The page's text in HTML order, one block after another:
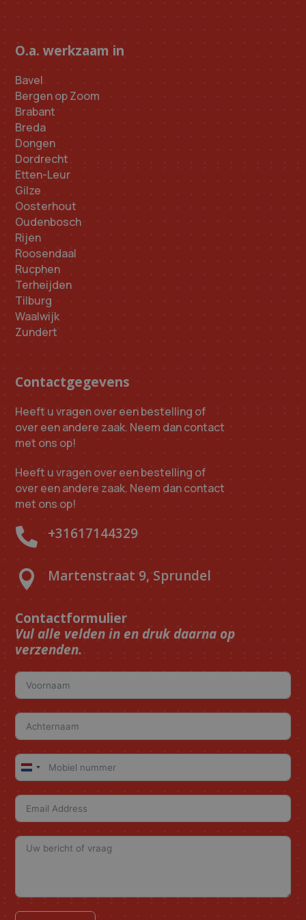
O.a. werkzaam in
Bavel
Bergen op Zoom
Brabant
Breda
Dongen
Dordrecht
Etten-Leur
Gilze
Oosterhout
Oudenbosch
Rijen
Roosendaal
Rucphen
Terheijden
Tilburg
Waalwijk
Zundert
Contactgegevens
Heeft u vragen over een bestelling of
over een andere zaak. Neem dan contact
met ons op!
Heeft u vragen over een bestelling of
over een andere zaak. Neem dan contact
met ons op!
 +31617144329
 Martenstraat 9, Sprundel
Contactformulier
Vul alle velden in en druk daarna op
verzenden.
Netherlands